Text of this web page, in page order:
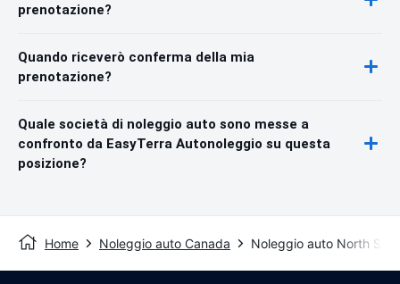
prenotazione?
Quando riceverò conferma della mia
prenotazione?
Quale società di noleggio auto sono messe a
confronto da EasyTerra Autonoleggio su questa
posizione?
Home Noleggio auto Canada Noleggio auto North